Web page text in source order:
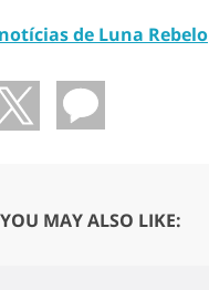
de Luna Rebelo
YOU MAY ALSO LIKE: